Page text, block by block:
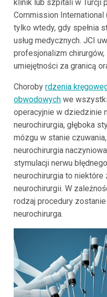
klinik lub szpitali w Turcji
Commission
tylko wtedy, gdy spełnia
usług medycznych. JCI
profesjonalizm
umiejętności za granicą
Choroby rdzenia
obwodowychwe
operacyjnie w dziedzinie
neurochirurgia, głęboka
mózgu w stanie
neurochirurgia
stymulacji nerwu
neurochirurgia to
neurochirurgii. W
rodzaj procedury
neurochirurga.